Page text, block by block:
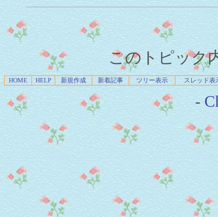
このトピック
HOME HELP 新規作成 新着記事 ツリー表示 スレッド表
-